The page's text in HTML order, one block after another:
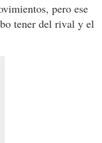
pero ese
tener del rival y el